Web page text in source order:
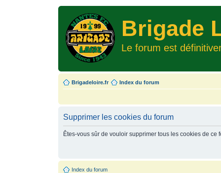
Brigade
Le forum est
Brigadeloire.fr Index du forum
Supprimer les cookies du forum
Êtes-vous sûr de vouloir supprimer tous les cookies de ce
Index du forum